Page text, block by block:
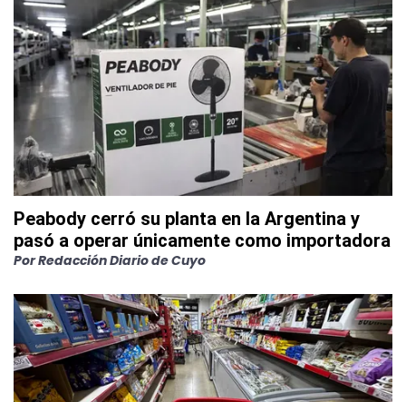
Peabody cerró su planta en la Argentina y
pasó a operar únicamente como importadora
PorRedacción Diario de Cuyo